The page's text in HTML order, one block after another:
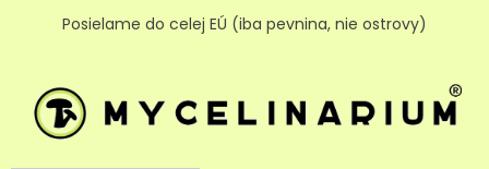
Posielame do celej EÚ (iba pevnina, nie ostrovy)